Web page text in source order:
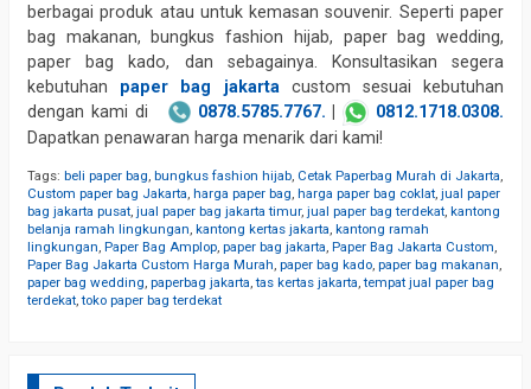
berbagai produk atau untuk kemasan souvenir. Seperti paper
bag makanan, bungkus fashion hijab, paper bag wedding,
paper bag kado, dan sebagainya. Konsultasikan segera
kebutuhan paper bag jakarta custom sesuai kebutuhan
dengan kami di
0878.5785.7767. |
0812.1718.0308.
Dapatkan penawaran harga menarik dari kami!
Tags: beli paper bag, bungkus fashion hijab, Cetak Paperbag Murah di Jakarta,
Custom paper bag Jakarta, harga paper bag, harga paper bag coklat, jual paper
bag jakarta pusat, jual paper bag jakarta timur, jual paper bag terdekat, kantong
belanja ramah lingkungan, kantong kertas jakarta, kantong ramah
lingkungan, Paper Bag Amplop, paper bag jakarta, Paper Bag Jakarta Custom,
Paper Bag Jakarta Custom Harga Murah, paper bag kado, paper bag makanan,
paper bag wedding, paperbag jakarta,tas kertas jakarta,tempat jual paper bag
terdekat,toko paper bag terdekat